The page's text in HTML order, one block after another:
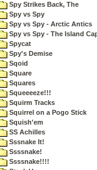
Spy Strikes Back, The
Spy vs Spy
Spy vs Spy - Arctic Antics
Spy vs Spy - The Island
Spycat
Spy's Demise
Sqoid
Square
Squares
Squeeeeze!!!
Squirm Tracks
Squirrel on a Pogo Stick
Squish'em
SS Achilles
Sssnake It!
Ssssnake!
Ssssnake!!!!